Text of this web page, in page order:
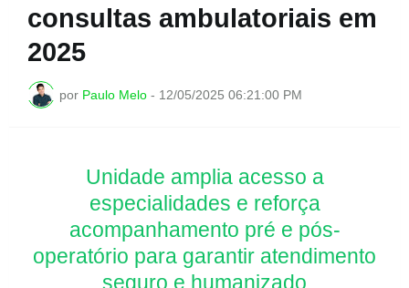
consultas ambulatoriais em
2025
por Paulo Melo - 12/05/2025 06:21:00 PM
Unidade amplia acesso a
especialidades e reforça
acompanhamento pré e pós-
operatório para garantir atendimento
seguro e humanizado